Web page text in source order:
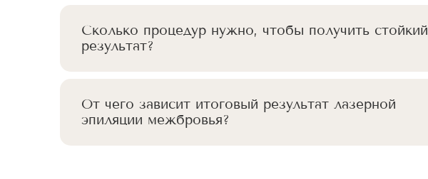
Сколько процедур нужно, чтобы получить стойкий
результат?
От чего зависит итоговый результат лазерной
эпиляции межбровья?